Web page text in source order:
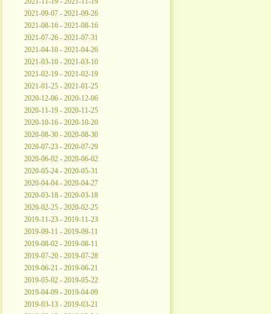
2021-09-07 - 2021-09-26
2021-08-16 - 2021-08-16
2021-07-26 - 2021-07-31
2021-04-10 - 2021-04-26
2021-03-10 - 2021-03-10
2021-02-19 - 2021-02-19
2021-01-25 - 2021-01-25
2020-12-06 - 2020-12-06
2020-11-19 - 2020-11-25
2020-10-16 - 2020-10-20
2020-08-30 - 2020-08-30
2020-07-23 - 2020-07-29
2020-06-02 - 2020-06-02
2020-05-24 - 2020-05-31
2020-04-04 - 2020-04-27
2020-03-18 - 2020-03-18
2020-02-25 - 2020-02-25
2019-11-23 - 2019-11-23
2019-09-11 - 2019-09-11
2019-08-02 - 2019-08-11
2019-07-20 - 2019-07-28
2019-06-21 - 2019-06-21
2019-05-02 - 2019-05-22
2019-04-09 - 2019-04-09
2019-03-13 - 2019-03-21